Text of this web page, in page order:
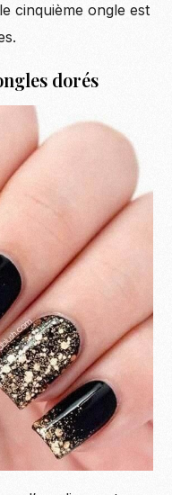
cinquième ongle est
dorés